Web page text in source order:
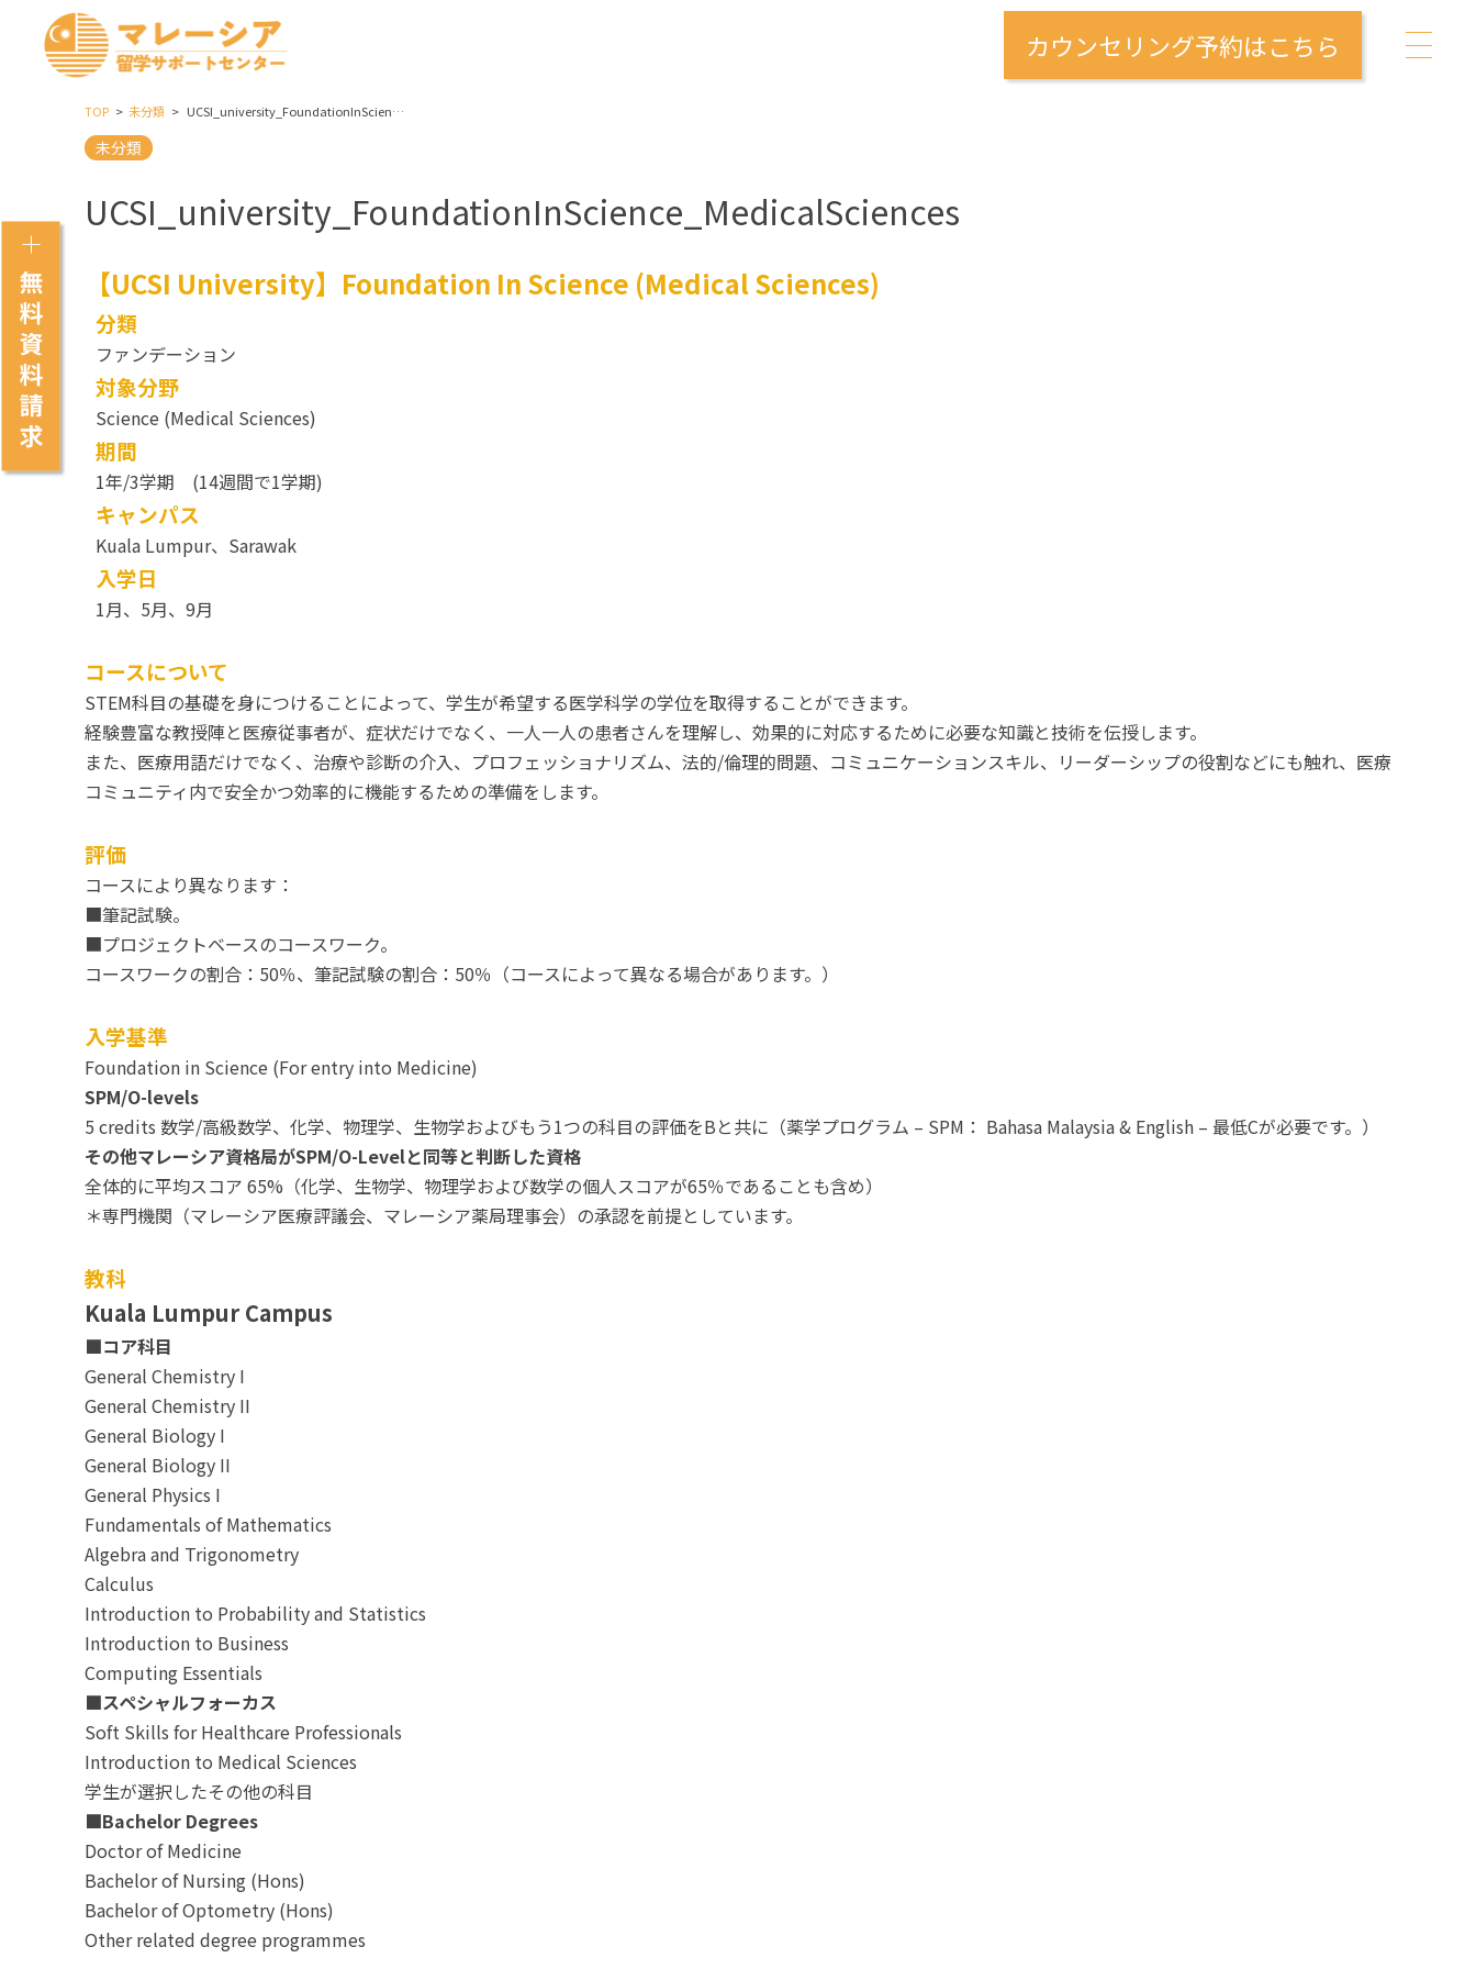
カウンセリング予約はこちら
TOP 未分類 UCSI_university_FoundationInScience_MedicalSciences
未分類
UCSI_university_FoundationInScience_MedicalSciences
【UCSI University】Foundation In Science (Medical Sciences)
分類
ファンデーション
対象分野
Science (Medical Sciences)
期間
1年/3学期 (14週間で1学期)
キャンパス
Kuala Lumpur、Sarawak
入学日
1月、5月、9月
コースについて
STEM科目の基礎を身につけることによって、学生が希望する医学科学の学位を取得することができます。
経験豊富な教授陣と医療従事者が、症状だけでなく、一人一人の患者さんを理解し、効果的に対応するために必要な知識と技術を伝授します。
また、医療用語だけでなく、治療や診断の介入、プロフェッショナリズム、法的/倫理的問題、コミュニケーションスキル、リーダーシップの役割などにも触れ、医療
コミュニティ内で安全かつ効率的に機能するための準備をします。
評価
コースにより異なります：
■筆記試験。
■プロジェクトベースのコースワーク。
コースワークの割合：50％、筆記試験の割合：50％（コースによって異なる場合があります。）
入学基準
Foundation in Science (For entry into Medicine)
SPM/O-levels
5 credits 数学/高級数学、化学、物理学、生物学およびもう1つの科目の評価をBと共に（薬学プログラム – SPM： Bahasa Malaysia & English – 最低Cが必要です。）
その他マレーシア資格局がSPM/O-Levelと同等と判断した資格
全体的に平均スコア 65%（化学、生物学、物理学および数学の個人スコアが65％であることも含め）
＊専門機関（マレーシア医療評議会、マレーシア薬局理事会）の承認を前提としています。
教科
Kuala Lumpur Campus
■コア科目
General Chemistry I
General Chemistry II
General Biology I
General Biology II
General Physics I
Fundamentals of Mathematics
Algebra and Trigonometry
Calculus
Introduction to Probability and Statistics
Introduction to Business
Computing Essentials
■スペシャルフォーカス
Soft Skills for Healthcare Professionals
Introduction to Medical Sciences
学生が選択したその他の科目
■Bachelor Degrees
Doctor of Medicine
Bachelor of Nursing (Hons)
Bachelor of Optometry (Hons)
Other related degree programmes